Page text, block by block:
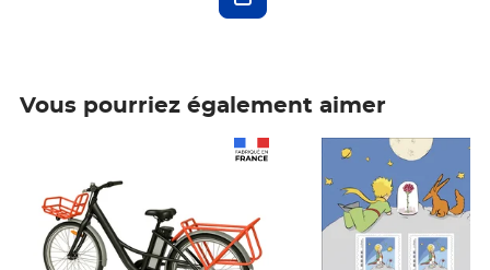
Vous pourriez également aimer
Prix 7,50€